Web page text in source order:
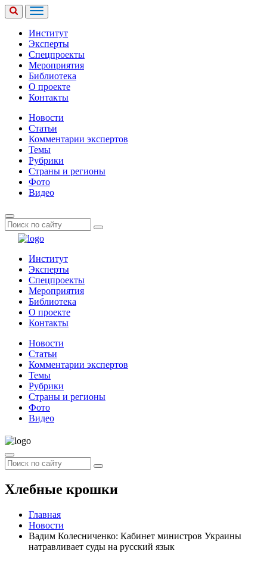
Институт
Эксперты
Спецпроекты
Мероприятия
Библиотека
О проекте
Контакты
Новости
Статьи
Комментарии экспертов
Темы
Рубрики
Страны и регионы
Фото
Видео
Институт
Эксперты
Спецпроекты
Мероприятия
Библиотека
О проекте
Контакты
Новости
Статьи
Комментарии экспертов
Темы
Рубрики
Страны и регионы
Фото
Видео
Хлебные крошки
Главная
Новости
Вадим Колесниченко: Кабинет министров Украины
натравливает суды на русский язык